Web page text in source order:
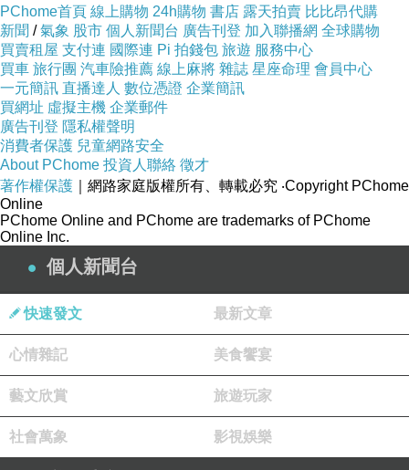
老公公司的同事準備要大合照了，我不想去湊熱鬧，帶著
馬兒準備去遠處的茅草屋看看
PChome首頁 線上購物 24h購物 書店 露天拍賣 比比昂代購
新聞 /氣象 股市 個人新聞台 廣告刊登 加入聯播網 全球購物
買賣租屋 支付連 國際連 Pi 拍錢包 旅遊 服務中心
買車 旅行團 汽車險推薦 線上麻將 雜誌 星座命理 會員中心
一元簡訊 直播達人 數位憑證 企業簡訊
買網址 虛擬主機 企業郵件
廣告刊登 隱私權聲明
消費者保護 兒童網路安全
About PChome 投資人聯絡 徵才
著作權保護 ｜網路家庭版權所有、轉載必究 ‧Copyright PChome
Online
PChome Online and PChome are trademarks of PChome
Online Inc.
個人新聞台
快速發文 最新文章
心情雜記 美食饗宴
藝文欣賞 旅遊玩家
社會萬象 影視娛樂